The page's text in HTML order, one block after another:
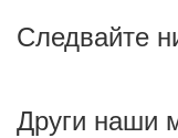
Следвайте
Други наши